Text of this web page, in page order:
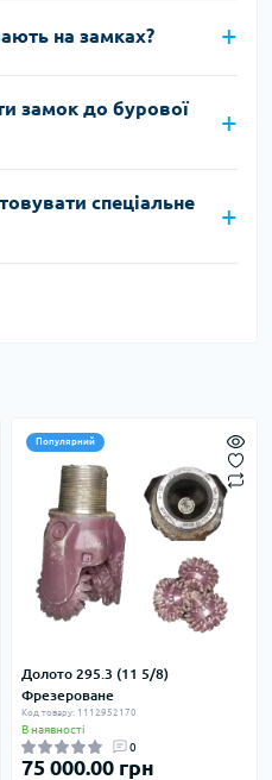
на замках?
замок до бурової
спеціальне
Популярний
Долото 295.3 (11 5/8)
Фрезероване
Код товару: 1112952170
В наявності
0
75 000.00 грн